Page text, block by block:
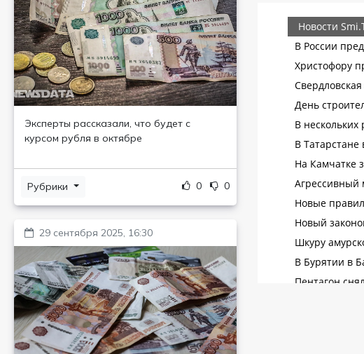
Эксперты рассказали, что будет с
курсом рубля в октябре
Рубрики 0 0
29 сентября 2025, 16:30